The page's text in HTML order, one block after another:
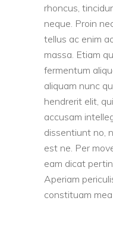
rhoncus,
neque. Proin
tellus ac enim
massa. Etiam
fermentum
aliquam nunc
hendrerit elit,
accusam
dissentiunt no,
est ne. Per
eam dicat
Aperiam
constituam